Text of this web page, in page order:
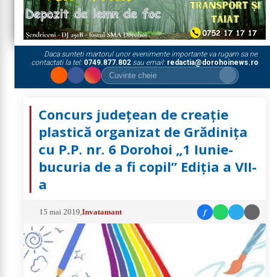
Daca sunteti martorul unor evenimente importante va rugam sa ne
contactati la tel: 0749.877.802sau email: redactia@dorohoinews.ro
Concurs județean de creație
plastică organizat de Grădinița
cu P.P. nr. 6 Dorohoi „1 Iunie-
bucuria de a fi copil” Ediția a VII-
a
15 mai 2019 ,Invatamant f